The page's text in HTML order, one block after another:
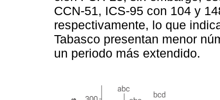
CCN-51, ICS-95 con 104 y
respectivamente, lo que
Tabasco presentan menor
un periodo más extendido.